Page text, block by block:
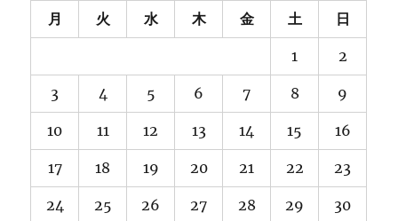
月 火 水 木 金 土 日
1 2
3 4 5 6 7 8 9
10 11 12 13 14 15 16
17 18 19 20 21 22 23
24 25 26 27 28 29 30